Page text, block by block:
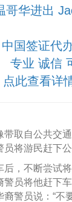
哥华进出
中国签证代
专业 诚信
点此查看详
带取自公共交
将游民赶下公
后，不断尝试
警员将他赶下
警员说：“不